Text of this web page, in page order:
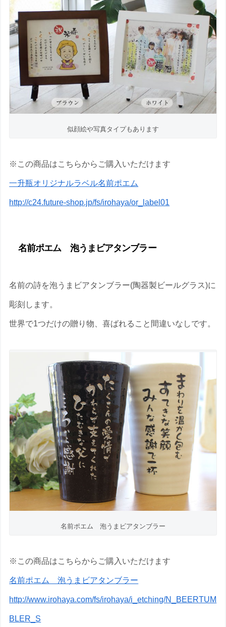
似顔絵や写真タイプもあります
※この商品はこちらからご購入いただけます
一升瓶オリジナルラベル名前ポエム
http://c24.future-shop.jp/fs/irohaya/or_label01
名前ポエム 泡うまビアタンブラー
名前の詩を泡うまビアタンブラー(陶器製ビールグラス)に
彫刻します。
世界で1つだけの贈り物、喜ばれること間違いなしです。
名前ポエム 泡うまビアタンブラー
※この商品はこちらからご購入いただけます
名前ポエム 泡うまビアタンブラー
http://www.irohaya.com/fs/irohaya/i_etching/N_BEERTUM
BLER_S